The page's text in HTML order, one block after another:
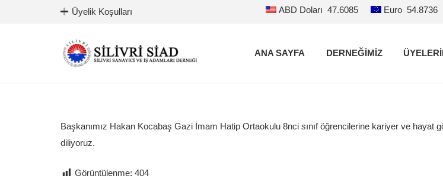
Üyelik Koşulları ABD Doları 47.6085 Euro 54.8736
ANA SAYFA DERNEĞİMİZ
Başkanımız Hakan Kocabaş Gazi İmam Hatip Ortaokulu 8nci sınıf öğrencilerine kariyer ve hayat
diliyoruz.
Görüntülenme: 404